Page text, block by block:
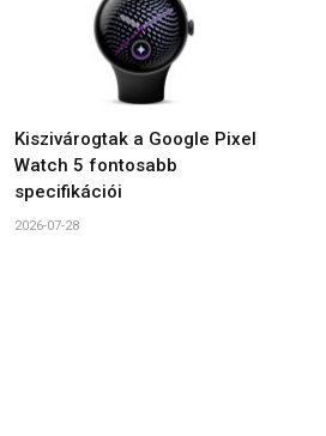
Kiszivárogtak a Google Pixel
Watch 5 fontosabb
specifikációi
2026-07-28